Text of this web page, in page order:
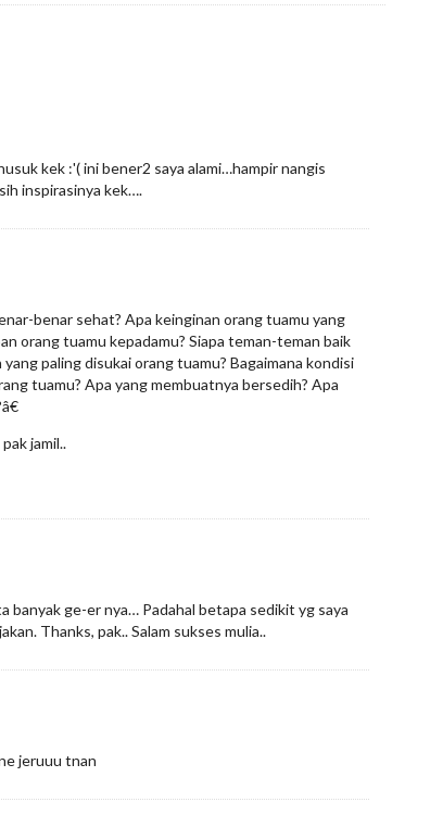
kek :'( ini bener2 saya alami…hampir nangis
inspirasinya kek….
benar sehat? Apa keinginan orang tuamu yang
orang tuamu kepadamu? Siapa teman-teman baik
paling disukai orang tuamu? Bagaimana kondisi
tuamu? Apa yang membuatnya bersedih? Apa
jamil..
banyak ge-er nya… Padahal betapa sedikit yg saya
Thanks, pak.. Salam sukses mulia..
jeruuu tnan